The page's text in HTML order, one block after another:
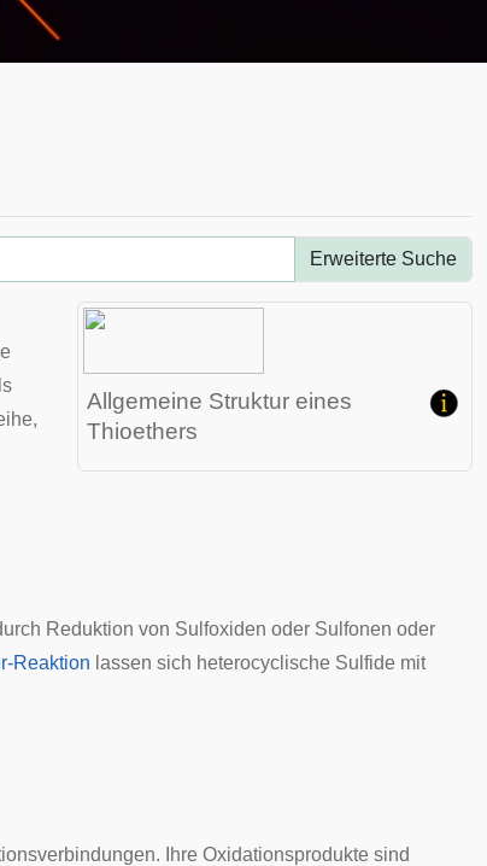
Erweiterte Suche
Allgemeine Struktur eines
Thioethers
Reduktion von Sulfoxiden oder Sulfonen oder
Reaktion lassen sich heterocyclische Sulfide mit
Ihre Oxidationsprodukte sind